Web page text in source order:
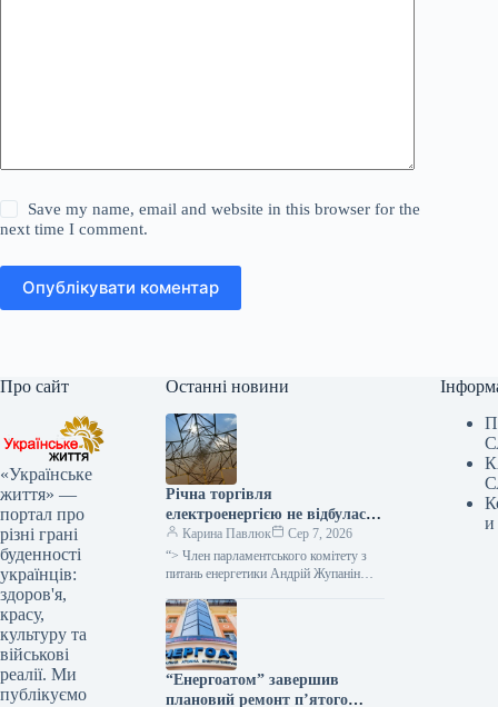
Save my name, email and website in this browser for the
next time I comment.
Опублікувати коментар
Про сайт
«Українське
життя» —
портал про
різні грані
буденності
українців:
здоров'я,
красу,
культуру та
військові
реалії. Ми
публікуємо
Останні новини
Річна торгівля
електроенергією не відбулася
через військові загрози для
покупців та надмірну
вартість, як заявив народний
Карина Павлюк
Сер 7, 2026
“> Член парламентського комітету з
питань енергетики Андрій Жупанін
невдачі аукціону з реалізації
електроенергії…
“Енергоатом” завершив
плановий ремонт п’ятого
и